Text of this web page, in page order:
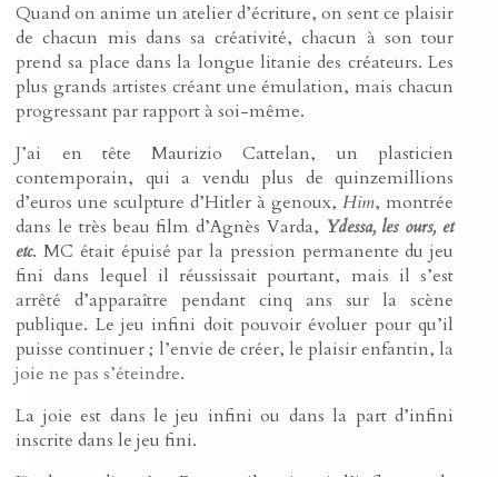
Quand on anime un atelier d’écriture, on sent ce plaisir
de chacun mis dans sa créativité, chacun à son tour
prend sa place dans la longue litanie des créateurs. Les
plus grands artistes créant une émulation, mais chacun
progressant par rapport à soi-même.
J’ai en tête Maurizio Cattelan, un plasticien
contemporain, qui a vendu plus de quinzemillions
d’euros une sculpture d’Hitler à genoux,Him, montrée
dans le très beau film d’Agnès Varda, Ydessa, les ours, et
etc. MC était épuisé par la pression permanente du jeu
fini dans lequel il réussissait pourtant, mais il s’est
arrêté d’apparaître pendant cinq ans sur la scène
publique. Le jeu infini doit pouvoir évoluer pour qu’il
puisse continuer ; l’envie de créer, le plaisir enfantin, la
joie ne pas s’éteindre.
La joie est dans le jeu infini ou dans la part d’infini
inscrite dans le jeu fini.